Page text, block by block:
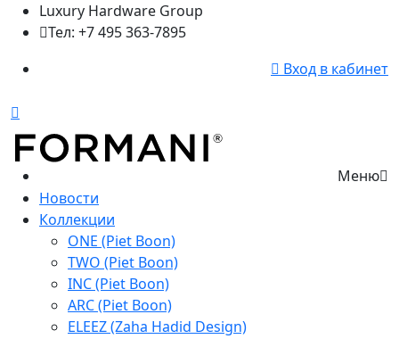
Luxury Hardware Group
Тел: +7 495 363-7895
Вход в кабинет
Меню
Новости
Коллекции
ONE (Piet Boon)
TWO (Piet Boon)
INC (Piet Boon)
ARC (Piet Boon)
ELEEZ (Zaha Hadid Design)